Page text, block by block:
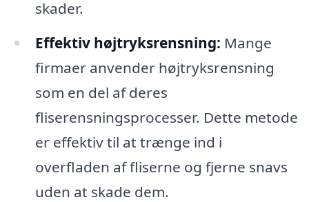
skader.
Effektiv højtryksrensning: Mange
firmaer anvender højtryksrensning
som en del af deres
fliserensningsprocesser. Dette metode
er effektiv til at trænge ind i
overfladen af fliserne og fjerne snavs
uden at skade dem.